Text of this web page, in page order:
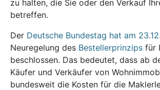
zu halten, die Sie oder den Verkauf
betreffen.
Der Deutsche Bundestag hat am
Neuregelung des Bestellerprinzips für
beschlossen. Das bedeutet, dass ab
Käufer und Verkäufer von
bundesweit die Kosten für die